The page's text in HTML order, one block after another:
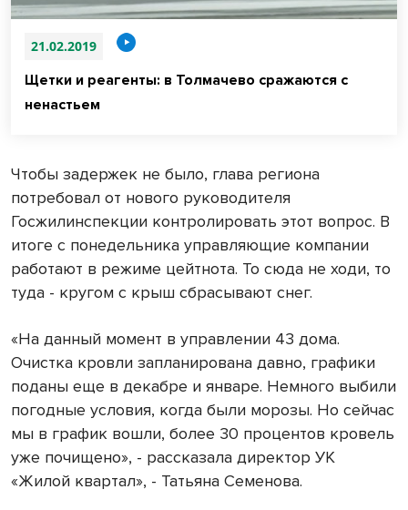
21.02.2019
Щетки и реагенты: в Толмачево сражаются с
ненастьем
Чтобы задержек не было, глава региона
потребовал от нового руководителя
Госжилинспекции контролировать этот вопрос. В
итоге с понедельника управляющие компании
работают в режиме цейтнота. То сюда не ходи, то
туда - кругом с крыш сбрасывают снег.
«На данный момент в управлении 43 дома.
Очистка кровли запланирована давно, графики
поданы еще в декабре и январе. Немного выбили
погодные условия, когда были морозы. Но сейчас
мы в график вошли, более 30 процентов кровель
уже почищено», - рассказала директор УК
«Жилой квартал», - Татьяна Семенова.